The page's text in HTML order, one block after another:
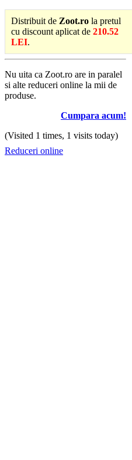
Distribuit de Zoot.ro la pretul
cu discount aplicat de 210.52
LEI.
Nu uita ca Zoot.ro are in paralel
si alte reduceri online la mii de
produse.
Cumpara acum!
(Visited 1 times, 1 visits today)
Reduceri online